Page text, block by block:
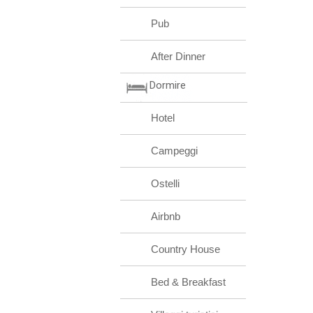
Pub
After Dinner
Dormire
Hotel
Campeggi
Ostelli
Airbnb
Country House
Bed & Breakfast